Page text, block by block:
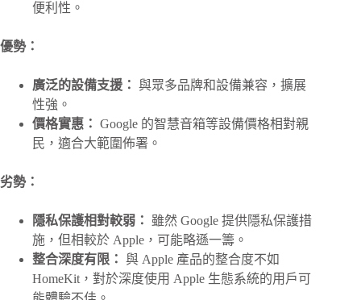
便利性。
優勢：
廣泛的設備支援： 與眾多品牌和設備兼容，擴展
性強。
價格實惠： Google 的智慧音箱等設備價格相對親
民，適合大範圍佈署。
劣勢：
隱私保護相對較弱：
雖然 Google 提供隱私保護措
施，但相較於 Apple，可能略遜一籌。
整合深度有限： 與 Apple 產品的整合度不如
HomeKit，對於深度使用 Apple 生態系統的用戶可